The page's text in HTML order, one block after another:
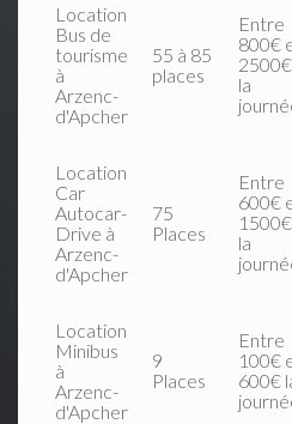
Location
Bus de
tourisme
à
Arzenc-
d'Apcher
55 à 85
places
Entre
800€
2500€
la
Location
Car
Autocar-
Drive à
Arzenc-
d'Apcher
75
Places
Entre
600€
1500€
la
Location
Minibus
à
Arzenc-
d'Apcher
9
Places
Entre
100€
600€